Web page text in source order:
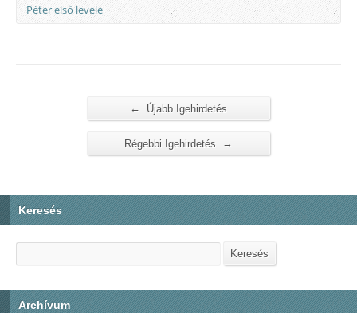
Péter első levele
← Újabb Igehirdetés
Régebbi Igehirdetés →
Keresés
Keresés
Archívum